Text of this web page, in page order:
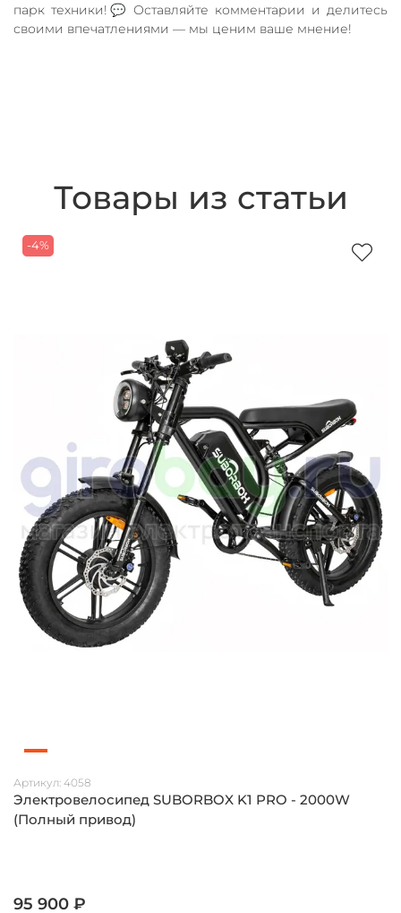
парк техники!💬 Оставляйте комментарии и делитесь
своими впечатлениями — мы ценим ваше мнение!
Товары из статьи
-4%
Артикул: 4058
Электровелосипед SUBORBOX K1 PRO - 2000W
(Полный привод)
95 900 ₽